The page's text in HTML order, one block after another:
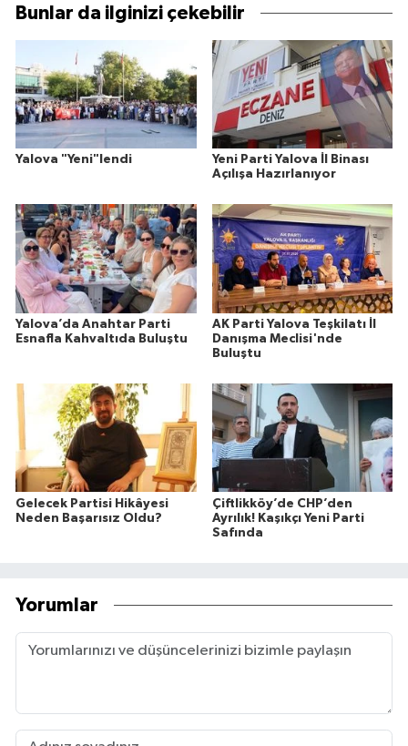
Bunlar da ilginizi çekebilir
Yalova "Yeni"lendi
Yeni Parti Yalova İl Binası
Açılışa Hazırlanıyor
Yalova’da Anahtar Parti
Esnafla Kahvaltıda Buluştu
AK Parti Yalova Teşkilatı İl
Danışma Meclisi'nde
Buluştu
Gelecek Partisi Hikâyesi
Neden Başarısız Oldu?
Çiftlikköy’de CHP’den
Ayrılık! Kaşıkçı Yeni Parti
Safında
Yorumlar